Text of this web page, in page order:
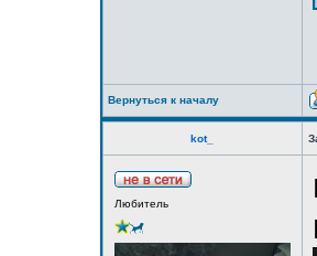
Вернуться к началу
kot_
Любитель